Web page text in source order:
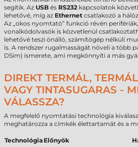
segítik. Az USB és RS232 kapcsolatok
lehetővé, míg az Ethernet csatlakozó a
Az „okos nyomtató” funkció révén
vonalkódolvasók is közvetlenül
lehetővé teszi önálló, számítógép nélküli
is. A rendszer rugalmasságát növeli a több
DSim) ismerete, ami megkönnyíti a más
DIREKT TERMÁL,
VAGY TINTASUGARAS -
VÁLASSZA?
A megfelelő nyomtatási technológia
meghatározza a címkék élettartamát és a
Technológia Előnyök